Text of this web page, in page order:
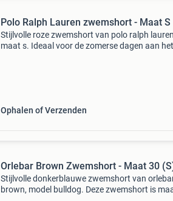
Polo Ralph Lauren zwemshort - Maat S
Stijlvolle roze zwemshort van polo ralph
maat s. Ideaal voor de zomerse dagen aan het
Ophalen of Verzenden
Orlebar Brown Zwemshort - Maat 30
Stijlvolle donkerblauwe zwemshort van
brown, model bulldog. Deze zwemshort is